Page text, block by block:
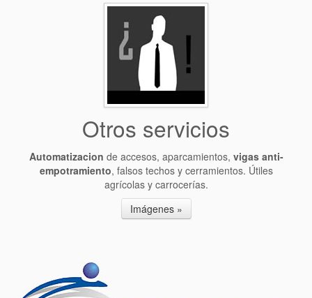
Otros servicios
Automatizacion de accesos, aparcamientos, vigas anti-
empotramiento, falsos techos y cerramientos. Útiles
agrícolas y carrocerías.
Imágenes »